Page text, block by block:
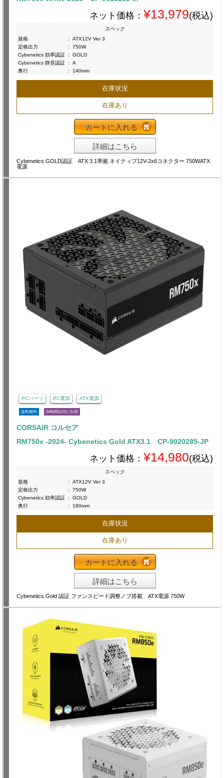
ネット価格： ¥13,979(税込)
スペック
規格
:
ATX12V Ver 3
定格出力
:
750W
Cybenetics 効率認証 :
GOLD
Cybenetics 静音認証 :
A
奥行
: 140mm
在庫状況
在庫あり
カートに入れる
詳細はこちら
Cybenetics GOLD認証 ATX 3.1準拠 ネイティブ12V-2x6コネクター 750WATX
電源
PCパーツ PC電源 ATX電源
送料無料 24時間以内に出荷
CORSAIR コルセア
RM750x -2024- Cybenetics Gold ATX3.1 CP-9020285-JP
ネット価格： ¥14,980(税込)
スペック
規格
:
ATX12V Ver 3
定格出力
:
750W
Cybenetics 効率認証 :
GOLD
奥行
: 160mm
在庫状況
在庫あり
カートに入れる
詳細はこちら
Cybenetics Gold 認証 ファンスピード調整ノブ搭載 ATX電源 750W